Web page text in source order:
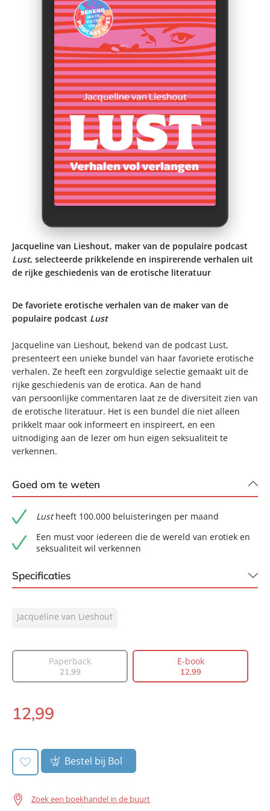
Jacqueline van Lieshout, maker van de populaire podcast
Lust, selecteerde prikkelende en inspirerende verhalen uit
de rijke geschiedenis van de erotische literatuur
De favoriete erotische verhalen van de maker van de
populaire podcast Lust
Jacqueline van Lieshout, bekend van de podcast Lust,
presenteert een unieke bundel van haar favoriete erotische
verhalen. Ze heeft een zorgvuldige selectie gemaakt uit de
rijke geschiedenis van de erotica. Aan de hand
van persoonlijke commentaren laat ze de diversiteit zien van
de erotische literatuur. Het is een bundel die niet alleen
prikkelt maar ook informeert en inspireert, en een
uitnodiging aan de lezer om hun eigen seksualiteit te
verkennen.
Goed om te weten
Lustheeft 100.000 beluisteringen per maand
Een must voor iedereen die de wereld van erotiek en
seksualiteit wil verkennen
Specificaties
NUR:
303
Auteur(s):
Jacqueline van Lieshout
Uitgever:
Jacqueline van Lieshout
Paperback
21,99
E-book
12,99
E-
12,99
Bestel bij Bol
Zoek een boekhandel in de buurt